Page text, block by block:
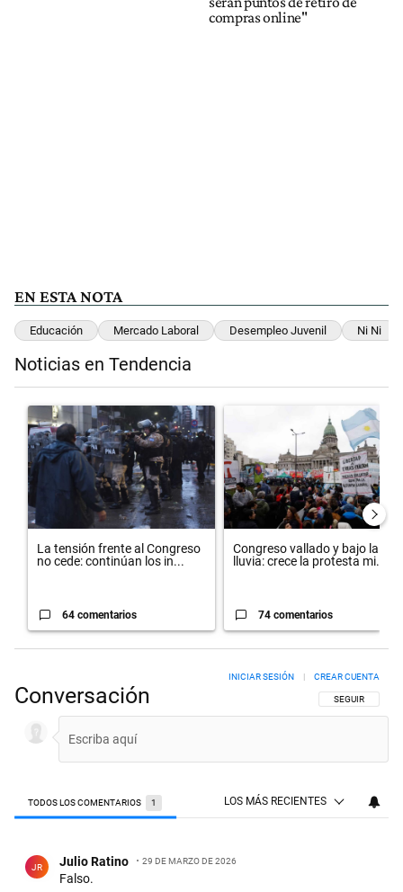
compras online"
EN ESTA NOTA
Educación Mercado Laboral Desempleo Juvenil Ni Ni
Noticias en Tendencia
Un artículo de tendencia con el título "La tensión frente al
La tensión frente al Congreso
no cede: continúan los in...
64 comentarios
Un artículo de tendencia con
Congreso vallado y bajo la
lluvia: crece la protesta mi...
74 comentarios
Conversación SIGA ESTA
SEGUIR
INICIAR SESIÓN CREAR CUENTA
TODOS LOS COMENTARIOS 1 LOS MÁS RECIENTES
JR Julio Ratino 29 DE MARZO DE 2026
Falso.